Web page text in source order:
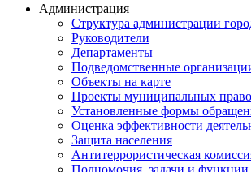
Администрация
Структура администрации
Руководители
Департаменты
Подведомственные
Объекты на карте
Проекты муниципальных
Установленные формы
Оценка эффективности
Защита населения
Антитеррористическая
Полномочия, задачи и функции